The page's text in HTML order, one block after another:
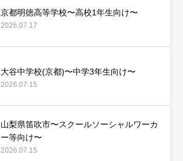
京都明徳高等学校〜高校1年生向け〜
2026.07.17
大谷中学校(京都)〜中学3年生向け〜
2026.07.15
山梨県笛吹市〜スクールソーシャルワーカ
ー等向け〜
2026.07.15